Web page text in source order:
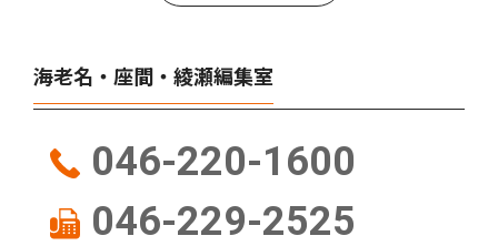
海老名・座間・綾瀬編集室
046-220-1600
046-229-2525